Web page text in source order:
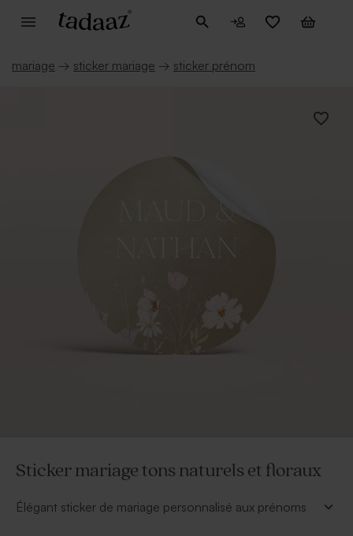
mariage → sticker mariage → sticker prénom
Sticker mariage tons naturels et floraux
Élégant sticker de mariage personnalisé aux prénoms